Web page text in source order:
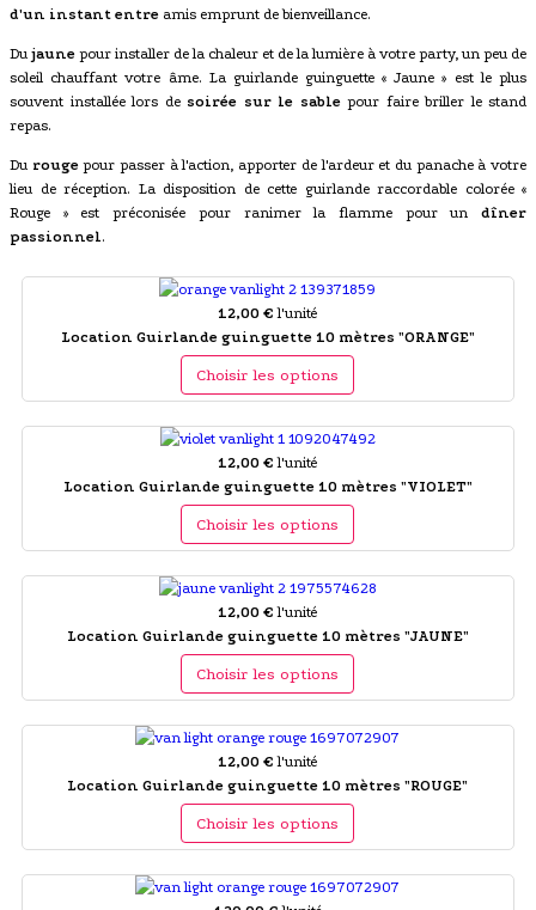
d'un instant entre amis emprunt de bienveillance.
Du jaune pour installer de la chaleur et de la lumière à votre party, un peu de
soleil chauffant votre âme. La guirlande guinguette « Jaune » est le plus
souvent installée lors de soirée sur le sablepour faire briller le stand
repas.
Du rougepour passer à l'action, apporter de l'ardeur et du panache à votre
lieu de réception. La disposition de cette guirlande raccordable colorée «
Rouge » est préconisée pour ranimer la flamme pour un dîner
passionnel.
12,00 € l'unité
Location Guirlande guinguette 10 mètres "ORANGE"
Choisir les options
12,00 € l'unité
Location Guirlande guinguette 10 mètres "VIOLET"
Choisir les options
12,00 € l'unité
Location Guirlande guinguette 10 mètres "JAUNE"
Choisir les options
12,00 € l'unité
Location Guirlande guinguette 10 mètres "ROUGE"
Choisir les options